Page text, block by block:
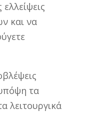
και να
τα
λειτουργικά